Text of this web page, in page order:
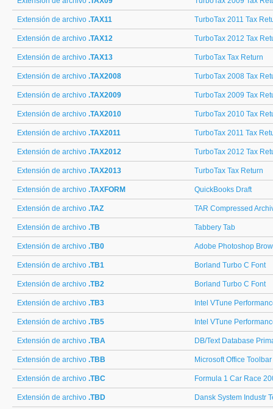
Extensión de archivo .TAX11 TurboTax 2011 Tax
Extensión de archivo .TAX12 TurboTax 2012 Tax
Extensión de archivo .TAX13 TurboTax Tax Return
Extensión de archivo .TAX2008 TurboTax 2008 Tax
Extensión de archivo .TAX2009 TurboTax 2009 Tax
Extensión de archivo .TAX2010 TurboTax 2010 Tax
Extensión de archivo .TAX2011 TurboTax 2011 Tax
Extensión de archivo .TAX2012 TurboTax 2012 Tax
Extensión de archivo .TAX2013 TurboTax Tax Return
Extensión de archivo .TAXFORM QuickBooks Draft
Extensión de archivo .TAZ TAR Compressed
Extensión de archivo .TB Tabbery Tab
Extensión de archivo .TB0 Adobe Photoshop
Extensión de archivo .TB1 Borland Turbo C Font
Extensión de archivo .TB2 Borland Turbo C Font
Extensión de archivo .TB3 Intel VTune
Extensión de archivo .TB5 Intel VTune
Extensión de archivo .TBA DB/Text Database
Extensión de archivo .TBB Microsoft Office
Extensión de archivo .TBC Formula 1 Car Race
Extensión de archivo .TBD Dansk System Industr